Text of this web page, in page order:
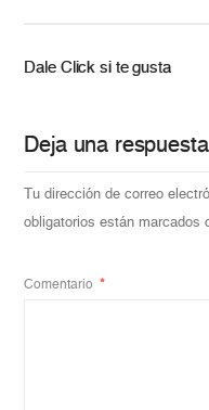
Dale Click si te gusta
Deja una respuesta
Tu dirección de correo
obligatorios están marcados
Comentario *